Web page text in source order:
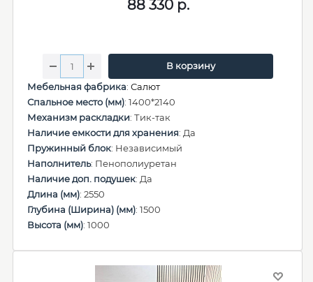
88 330р.
В корзину
Мебельная фабрика: Салют
Спальное место (мм): 1400*2140
Механизм раскладки: Тик-так
Наличие емкости для хранения: Да
Пружинный блок: Независимый
Наполнитель: Пенополиуретан
Наличие доп. подушек: Да
Длина (мм): 2550
Глубина (Ширина) (мм): 1500
Высота (мм): 1000